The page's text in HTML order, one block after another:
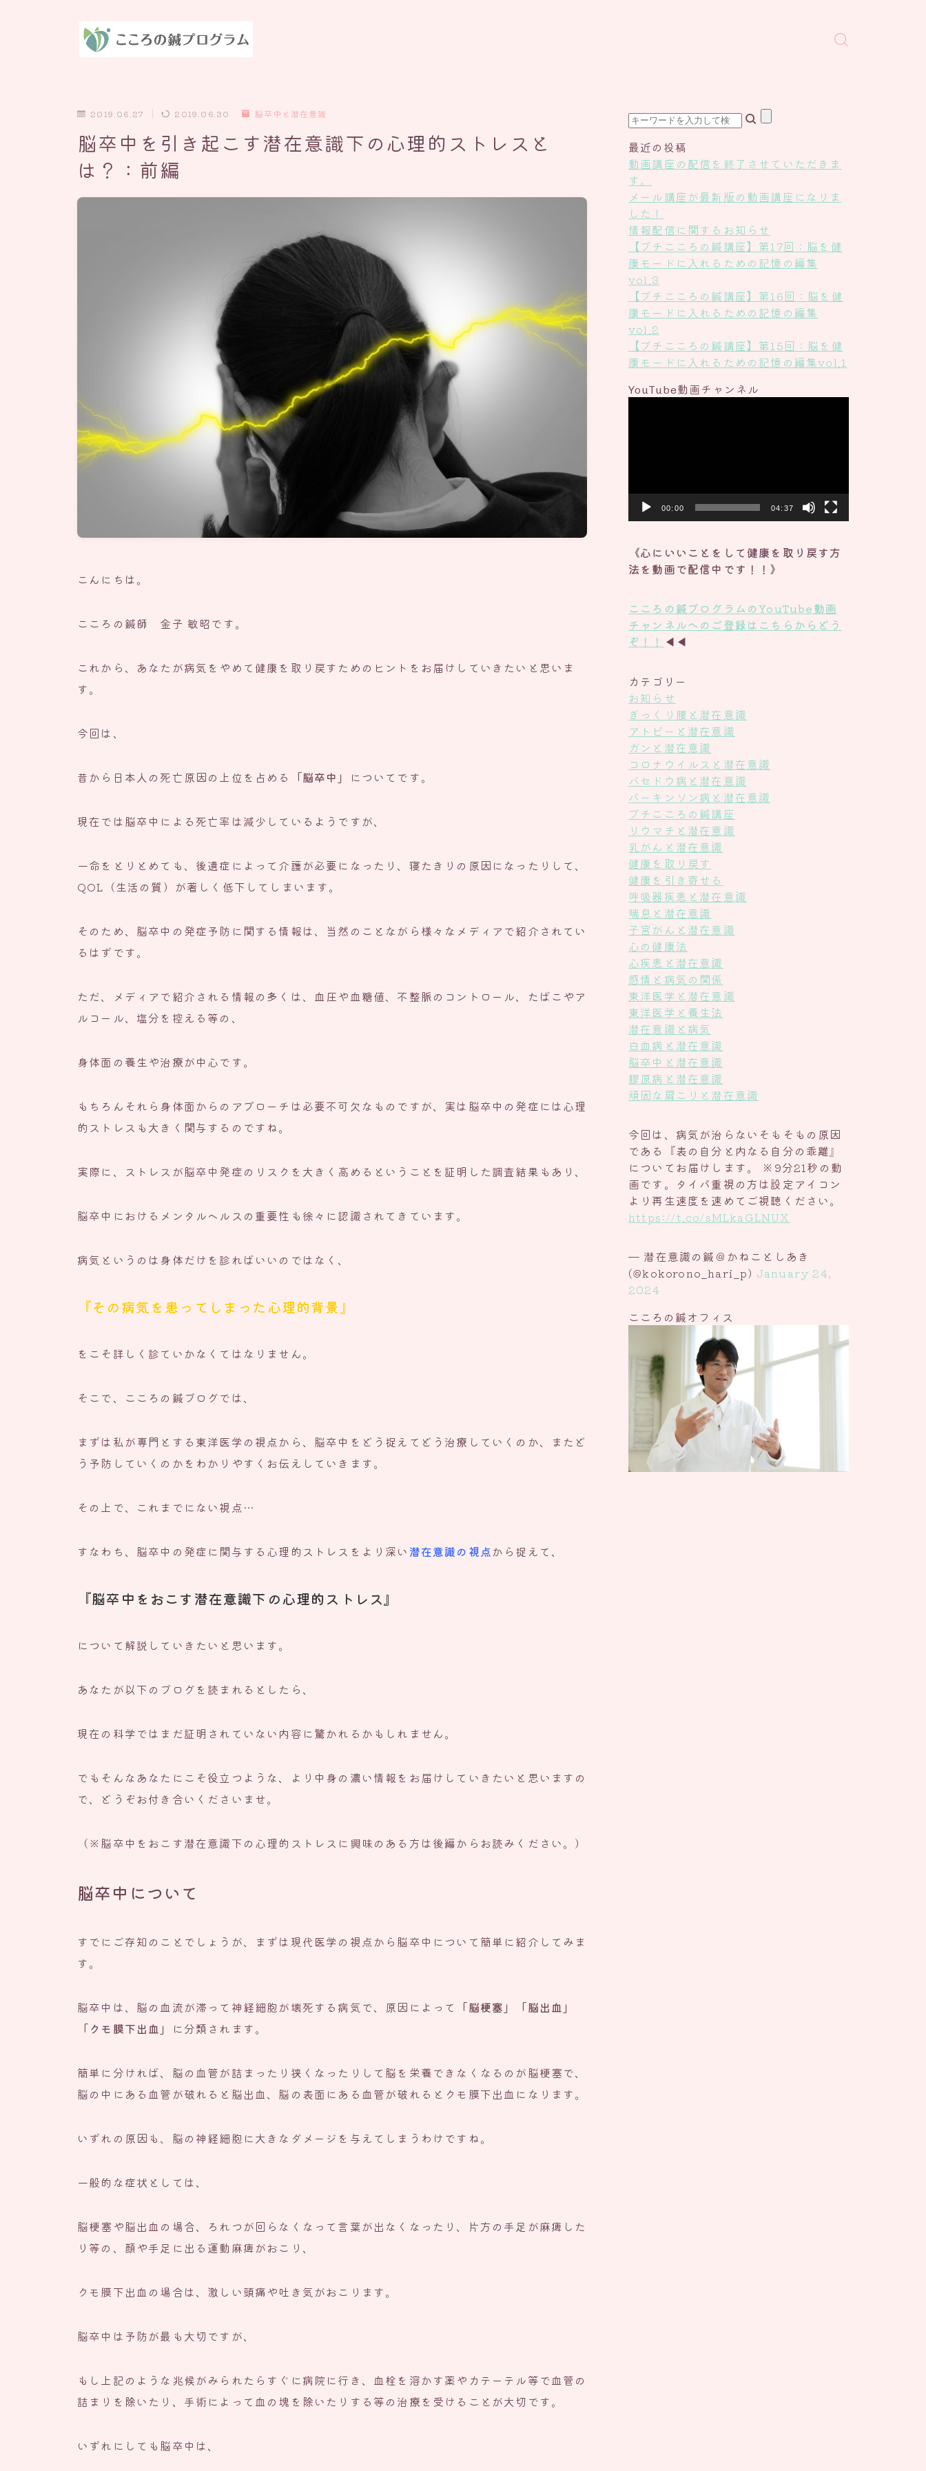
2019.06.27 2019.06.30 脳卒中と潜在意識
脳卒中を引き起こす潜在意識下の心理的ストレスと
は？：前編
こんにちは。
こころの鍼師 金子 敏昭です。
これから、あなたが病気をやめて健康を取り戻すためのヒントをお届けしていきたいと思いま
す。
今回は、
昔から日本人の死亡原因の上位を占める 「脳卒中」 についてです。
現在では脳卒中による死亡率は減少しているようですが、
一命をとりとめても、後遺症によって介護が必要になったり、寝たきりの原因になったりして、
QOL（生活の質）が著しく低下してしまいます。
そのため、脳卒中の発症予防に関する情報は、当然のことながら様々なメディアで紹介されてい
るはずです。
ただ、メディアで紹介される情報の多くは、血圧や血糖値、不整脈のコントロール、たばこやア
ルコール、塩分を控える等の、
身体面の養生や治療が中心です。
もちろんそれら身体面からのアプローチは必要不可欠なものですが、実は脳卒中の発症には心理
的ストレスも大きく関与するのですね。
実際に、ストレスが脳卒中発症のリスクを大きく高めるということを証明した調査結果もあり、
脳卒中におけるメンタルヘルスの重要性も徐々に認識されてきています。
病気というのは身体だけを診ればいいのではなく、
『その病気を患ってしまった心理的背景』
をこそ詳しく診ていかなくてはなりません。
そこで、こころの鍼ブログでは、
まずは私が専門とする東洋医学の視点から、脳卒中をどう捉えてどう治療していくのか、またど
う予防していくのかをわかりやすくお伝えしていきます。
その上で、これまでにない視点…
すなわち、脳卒中の発症に関与する心理的ストレスをより深い 潜在意識の視点 から捉えて、
『脳卒中をおこす潜在意識下の心理的ストレス』
について解説していきたいと思います。
あなたが以下のブログを読まれるとしたら、
現在の科学ではまだ証明されていない内容に驚かれるかもしれません。
でもそんなあなたにこそ役立つような、より中身の濃い情報をお届けしていきたいと思いますの
で、どうぞお付き合いくださいませ。
（※脳卒中をおこす潜在意識下の心理的ストレスに興味のある方は後編からお読みください。）
脳卒中について
すでにご存知のことでしょうが、まずは現代医学の視点から脳卒中について簡単に紹介してみま
す。
脳卒中は、脳の血流が滞って神経細胞が壊死する病気で、原因によって
「脳梗塞」「脳出血」
「クモ膜下出血」
に分類されます。
簡単に分ければ、脳の血管が詰まったり狭くなったりして脳を栄養できなくなるのが脳梗塞で、
脳の中にある血管が破れると脳出血、脳の表面にある血管が破れるとクモ膜下出血になります。
いずれの原因も、脳の神経細胞に大きなダメージを与えてしまうわけですね。
一般的な症状としては、
脳梗塞や脳出血の場合、ろれつが回らなくなって言葉が出なくなったり、片方の手足が麻痺した
り等の、顔や手足に出る運動麻痺がおこり、
クモ膜下出血の場合は、激しい頭痛や吐き気がおこります。
脳卒中は予防が最も大切ですが、
もし上記のような兆候がみられたらすぐに病院に行き、血栓を溶かす薬やカテーテル等で血管の
詰まりを除いたり、手術によって血の塊を除いたりする等の治療を受けることが大切です。
いずれにしても脳卒中は、
最近の投稿
動画講座の配信を終了させていただきま
す。
メール講座が最新版の動画講座になりま
した！
情報配信に関するお知らせ
【プチこころの鍼講座】第17回：脳を健
康モードに入れるための記憶の編集
vol.3
【プチこころの鍼講座】第16回：脳を健
康モードに入れるための記憶の編集
vol.2
【プチこころの鍼講座】第15回：脳を健
康モードに入れるための記憶の編集vol.1
YouTube動画チャンネル
00:00 04:37
《心にいいことをして健康を取り戻す方
法を動画で配信中です！！》
こころの鍼プログラムのYouTube動画
チャンネルへのご登録は こちら からどう
ぞ！！ ◀◀
カテゴリー
お知らせ
ぎっくり腰と潜在意識
アトピーと潜在意識
ガンと潜在意識
コロナウイルスと潜在意識
バセドウ病と潜在意識
パーキンソン病と潜在意識
プチこころの鍼講座
リウマチと潜在意識
乳がんと潜在意識
健康を取り戻す
健康を引き寄せる
呼吸器疾患と潜在意識
喘息と潜在意識
子宮がんと潜在意識
心の健康法
心疾患と潜在意識
感情と病気の関係
東洋医学と潜在意識
東洋医学と養生法
潜在意識と病気
白血病と潜在意識
脳卒中と潜在意識
膠原病と潜在意識
頑固な肩こりと潜在意識
今回は、病気が治らないそもそもの原因
である『表の自分と内なる自分の乖離』
についてお届けします。 ※9分21秒の動
画です。タイパ重視の方は設定アイコン
より再生速度を速めてご視聴ください。
https://t.co/sMLkaGLNUX
— 潜在意識の鍼＠かねことしあき
(@kokorono_hari_p) January 24,
2024
こころの鍼オフィス